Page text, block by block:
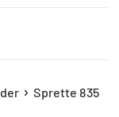
› Sprette 835